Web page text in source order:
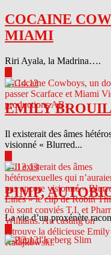
COCAINE
MIAMI
Riri Ayala, la Madrina….
04.14.13
EMILY
Il existerait des âmes
visionné « Blurred...
04.13.13
PIMP,
La vie d’un proxénète
04.12.13